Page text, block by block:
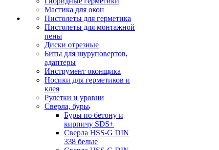
Мастика для окон
Пистолеты для герметика
Пистолеты для монтажной
пены
Диски отрезные
Биты для шуруповертов,
адаптеры
Инструмент оконщика
Носики для герметиков и
клея
Рулетки и уровни
Сверла, буры
Буры по бетону и
кирпичу SDS+
Сверла HSS-G DIN
338 белые